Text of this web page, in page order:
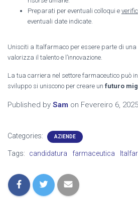
Preparati per eventuali colloqui e
eventuali date indicate.
Unisciti a Italfarmaco per essere parte di una
valorizza il talento e l’innovazione.
La tua carriera nel settore farmaceutico può
sviluppo si uniscono per creare un futuro
Published by Sam on Fevereiro 6, 2025
Categories: AZIENDE
Tags: candidatura farmaceutica